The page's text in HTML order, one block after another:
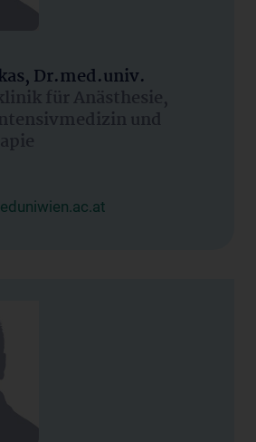
Dr.med.univ.
für Anästhesie,
und